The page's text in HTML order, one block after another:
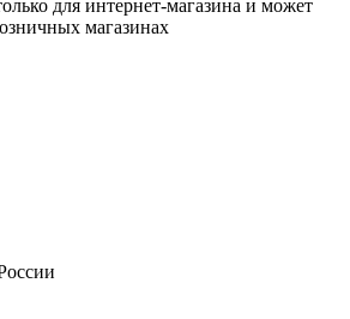
для интернет-магазина и может
магазинах